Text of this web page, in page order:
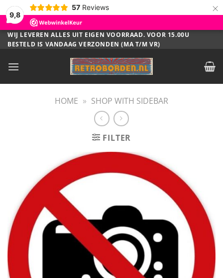
9,8
57 Reviews ×
Ga
naar
WIJ LEVEREN ALLES UIT EIGEN VOORRAAD. VOOR 15.00U
BESTELD IS VANDAAG VERZONDEN (MA T/M VR)
HOME » SHOP WITH SIDEBAR
FILTER